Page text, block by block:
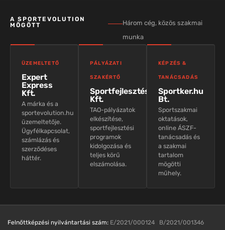
A SPORTEVOLUTION
MÖGÖTT
Három cég, közös szakmai
munka
ÜZEMELTETŐ
Expert
Express
Kft.
A márka és a
sportevolution.hu
üzemeltetője.
Ügyfélkapcsolat,
számlázás és
szerződéses
háttér.
PÁLYÁZATI
SZAKÉRTŐ
Sportfejlesztés
Kft.
TAO-pályázatok
elkészítése,
sportfejlesztési
programok
kidolgozása és
teljes körű
elszámolása.
KÉPZÉS &
TANÁCSADÁS
Sportker.hu
Bt.
Sportszakmai
oktatások,
online ÁSZF-
tanácsadás és
a szakmai
tartalom
mögötti
műhely.
Felnőttképzési nyilvántartási szám: E/2021/000124 B/2021/001346